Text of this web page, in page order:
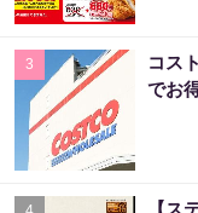
3
コス
でお
【ス